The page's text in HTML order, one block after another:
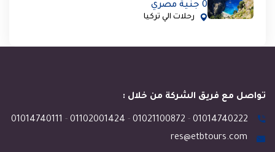
0 جنية مصري
رحلات الي تركيا
تواصل مع فريق الشركة من خلال :
01014740222
-
01021100872
-
01102001424
-
01014740111
res@etbtours.com